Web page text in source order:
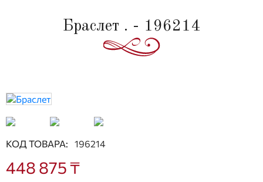
Браслет . - 196214
КОД ТОВАРА: 196214
448 875 ₸